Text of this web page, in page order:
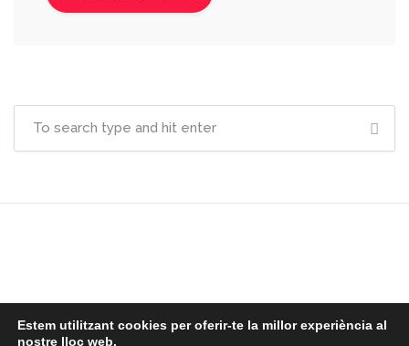
© Tots els drets
Estem utilitzant cookies per oferir-te la millor experiència al
nostre lloc web.